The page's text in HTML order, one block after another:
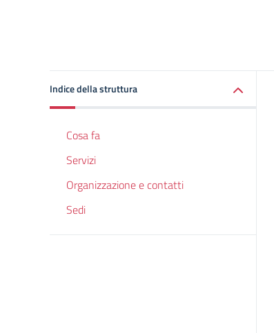
Indice della struttura
Cosa fa
Servizi
Organizzazione e contatti
Sedi